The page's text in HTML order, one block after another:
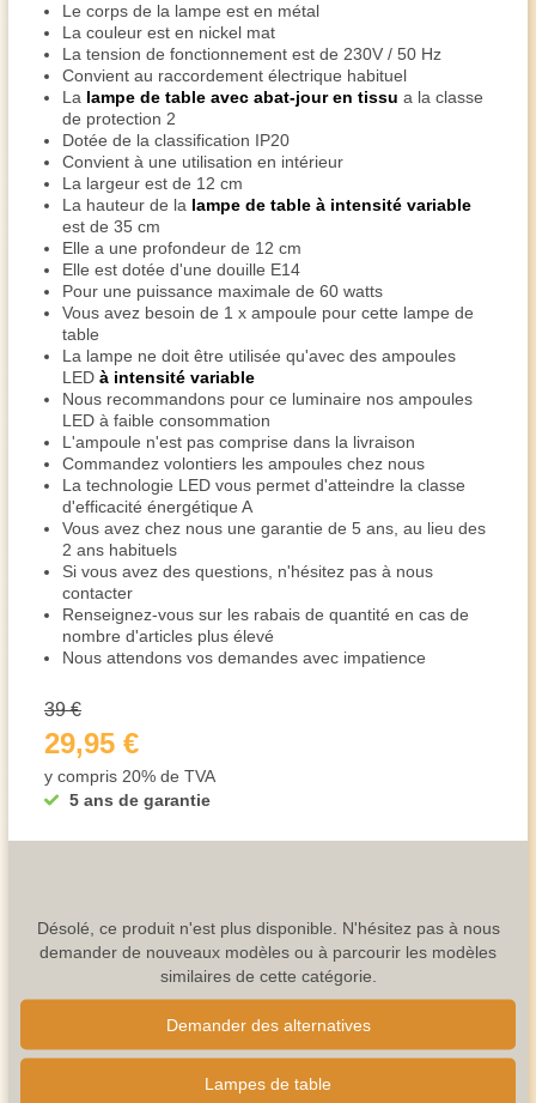
Le corps de la lampe est en métal
La couleur est en nickel mat
La tension de fonctionnement est de 230V / 50 Hz
Convient au raccordement électrique habituel
La lampe de table avec abat-jour en tissu a la classe
de protection 2
Dotée de la classification IP20
Convient à une utilisation en intérieur
La largeur est de 12 cm
La hauteur de la lampe de table à intensité variable
est de 35 cm
Elle a une profondeur de 12 cm
Elle est dotée d'une douille E14
Pour une puissance maximale de 60 watts
Vous avez besoin de 1 x ampoule pour cette lampe de
table
La lampe ne doit être utilisée qu'avec des ampoules
LED à intensité variable
Nous recommandons pour ce luminaire nos ampoules
LED à faible consommation
L'ampoule n'est pas comprise dans la livraison
Commandez volontiers les ampoules chez nous
La technologie LED vous permet d'atteindre la classe
d'efficacité énergétique A
Vous avez chez nous une garantie de 5 ans, au lieu des
2 ans habituels
Si vous avez des questions, n'hésitez pas à nous
contacter
Renseignez-vous sur les rabais de quantité en cas de
nombre d'articles plus élevé
Nous attendons vos demandes avec impatience
5 ans de garantie
39 €
29,95 €
y compris 20% de TVA
Désolé, ce produit n'est plus disponible. N'hésitez pas à nous
demander de nouveaux modèles ou à parcourir les modèles
similaires de cette catégorie.
Demander des alternatives
Lampes de table